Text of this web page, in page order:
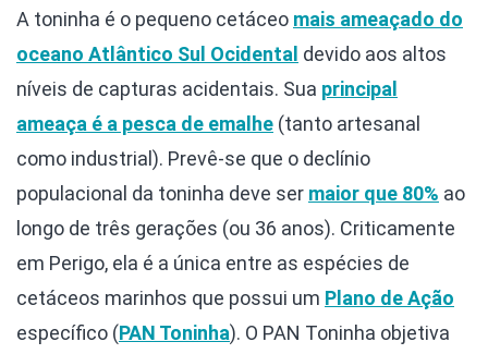
A toninha é o pequeno cetáceo mais ameaçado do
oceano Atlântico Sul Ocidental devido aos altos
níveis de capturas acidentais. Sua principal
ameaça é a pesca de emalhe (tanto artesanal
como industrial). Prevê-se que o declínio
populacional da toninha deve ser maior que 80% ao
longo de três gerações (ou 36 anos). Criticamente
em Perigo, ela é a única entre as espécies de
cetáceos marinhos que possui um Plano de Ação
específico (PAN Toninha). O PAN Toninha objetiva